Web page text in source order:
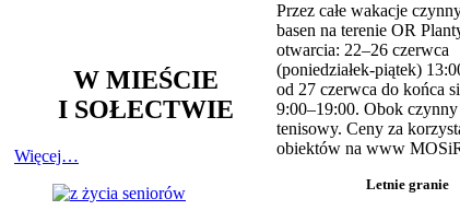
W MIEŚCIE
I SOŁECTWIE
Więcej…
Przez całe wakacje
basen na terenie OR
otwarcia: 22–26 czerwca
(poniedziałek-piątek)
od 27 czerwca do końca
9:00–19:00. Obok
tenisowy. Ceny za
obiektów na www
Letnie granie